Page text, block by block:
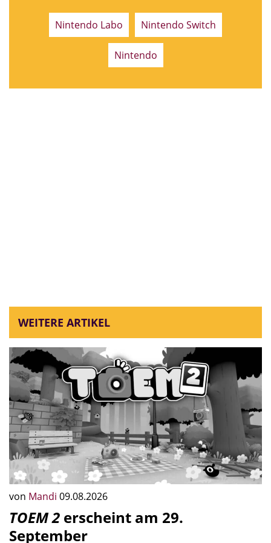
Nintendo Labo Nintendo Switch
Nintendo
WEITERE ARTIKEL
von Mandi 09.08.2026
TOEM 2 erscheint am 29.
September